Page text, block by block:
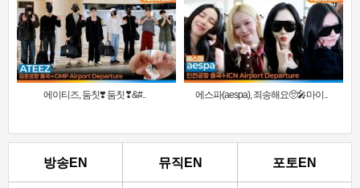
에이티즈, 둠칫❣️ 둠칫❣&#.. 에스파(aespa), 죄송해요🥺🎤마이..
방송EN 뮤직EN 포토EN